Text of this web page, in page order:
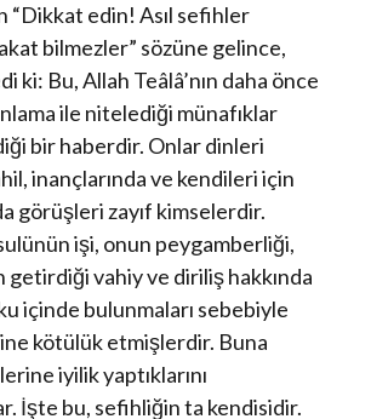
“Dikkat edin! Asıl sefihler
bilmezler” sözüne gelince,
ki: Bu, Allah Teâlâ’nın daha önce
ile nitelediği münafıklar
bir haberdir. Onlar dinleri
inançlarında ve kendileri için
görüşleri zayıf kimselerdir.
işi, onun peygamberliği,
getirdiği vahiy ve diriliş hakkında
içinde bulunmaları sebebiyle
kötülük etmişlerdir. Buna
iyilik yaptıklarını
İşte bu, sefihliğin ta kendisidir.